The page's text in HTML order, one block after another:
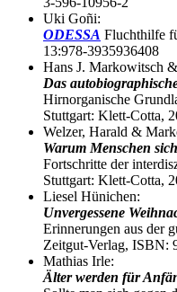
Uki Goñi:
ODESSA Fluchthilfe
13:978-3935936408
Hans J. Markowitsch
Das
Hirnorganische
Stuttgart: Klett-Cotta,
Welzer, Harald &
Warum Menschen
Fortschritte der
Stuttgart: Klett-Cotta,
Liesel Hünichen:
Unvergessene
Erinnerungen aus der
Zeitgut-Verlag, ISBN:
Mathias Irle:
Älter werden für